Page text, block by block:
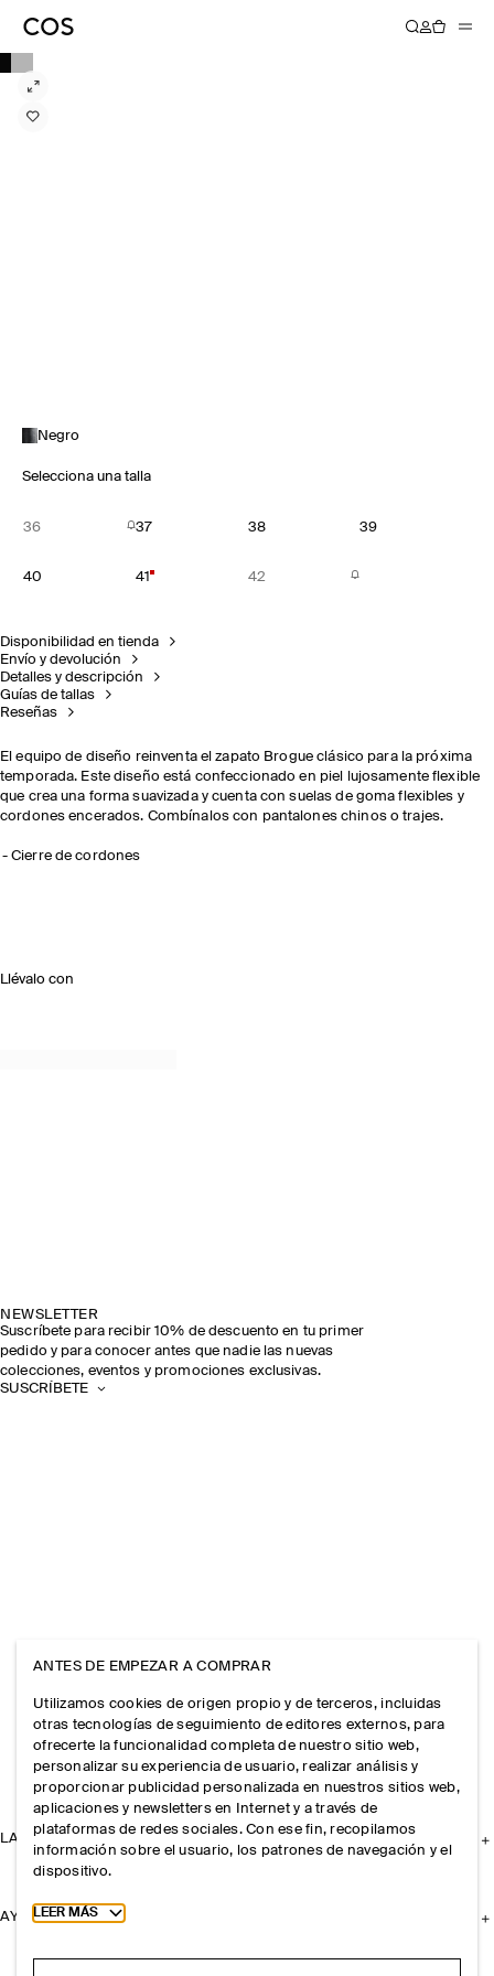
Negro
Selecciona una talla
36 37 38 39
40 41 42
Disponibilidad en tienda
Envío y devolución
Detalles y descripción
Guías de tallas
Reseñas
El equipo de diseño reinventa el zapato Brogue clásico para la próxima
temporada. Este diseño está confeccionado en piel lujosamente flexible
que crea una forma suavizada y cuenta con suelas de goma flexibles y
cordones encerados. Combínalos con pantalones chinos o trajes.
Cierre de cordones
Llévalo con
NEWSLETTER
Suscríbete para recibir 10% de descuento en tu primer
pedido y para conocer antes que nadie las nuevas
colecciones, eventos y promociones exclusivas.
SUSCRÍBETE
LA EMPRESA
AYUDA
ANTES DE EMPEZAR A COMPRAR
Utilizamos cookies de origen propio y de terceros, incluidas
otras tecnologías de seguimiento de editores externos, para
ofrecerte la funcionalidad completa de nuestro sitio web,
personalizar su experiencia de usuario, realizar análisis y
proporcionar publicidad personalizada en nuestros sitios web,
aplicaciones y newsletters en Internet y a través de
plataformas de redes sociales. Con ese fin, recopilamos
información sobre el usuario, los patrones de navegación y el
dispositivo.
Toggle more cookie information
LEER MÁS